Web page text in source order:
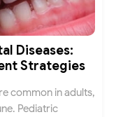
Diseases:
Strategies
common in adults,
Pediatric